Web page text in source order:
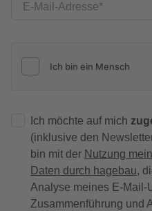
E-Mail-Adresse
Ich möchte auf mich
(inklusive den
bin mit der Nutzung
Daten durch hagebau,
Analyse meines E-Mail-
Zusammenführung und